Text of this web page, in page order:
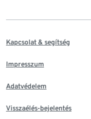
Kapcsolat & segítség
Impresszum
Adatvédelem
Visszaélés-bejelentés